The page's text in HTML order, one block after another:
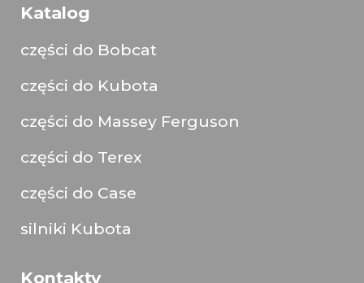
Katalog
części do Bobcat
części do Kubota
części do Massey Ferguson
części do Terex
części do Case
silniki Kubota
Kontakty